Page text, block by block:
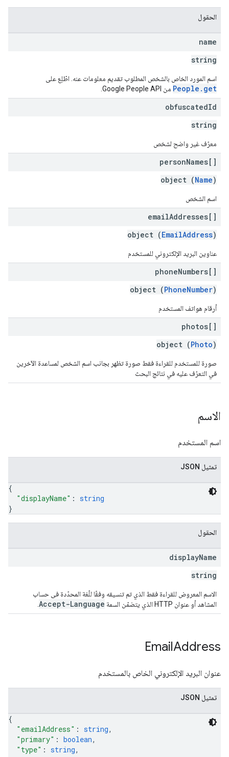
الحقول
name
string
اسم المورد الخاص بالشخص المطلوب تقديم معلومات عنه. اطّلِع على
People.get من Google People API.
obfuscatedId
string
معرّف غير واضح لشخص
personNames[]
object (Name)
اسم الشخص
emailAddresses[]
object (EmailAddress)
عناوين البريد الإلكتروني للمستخدم
phoneNumbers[]
object (PhoneNumber)
أرقام هواتف المستخدم
photos[]
object (Photo)
صورة للمستخدم للقراءة فقط صورة تظهر بجانب اسم الشخص لمساعدة الآخرين
في التعرّف عليه في نتائج البحث
الاسم
اسم المستخدم
تمثيل JSON
{
"displayName" : string
}
الحقول
displayName
string
الاسم المعروض للقراءة فقط الذي تم تنسيقه وفقًا للّغة المحدّدة في حساب
المشاهد أو عنوان HTTP الذي يتضمّن السمة
Accept-Language
EmailAddress
عنوان البريد الإلكتروني الخاص بالمستخدم
تمثيل JSON
{
"emailAddress" : string,
"primary" : boolean,
"type" : string,